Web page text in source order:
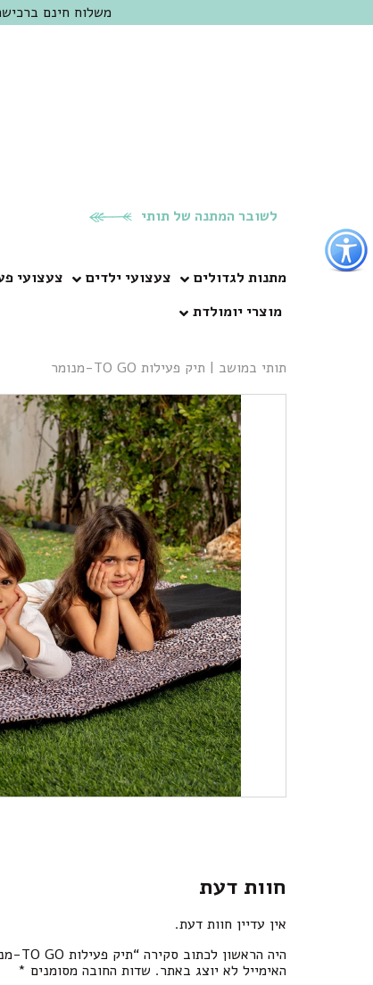
כפתור
לפתיחת
תפריט
נגישות
משלוח חינם ברכישה מעל 300 ש"ח | אופציה למשלוח מהיום להיום באזור המרכז |
לשובר המתנה של תותי
מתנות לגדולים צעצועי ילדים צעצועי
מוצרי יומולדת
תותי במושב | תיק פעילות TO GO-מנומר
חוות דעת
אין עדיין חוות דעת.
היה הראשון לכתוב סקירה “תיק פעילות TO GO-מנומר”
האימייל לא יוצג באתר. שדות החובה מסומנים *